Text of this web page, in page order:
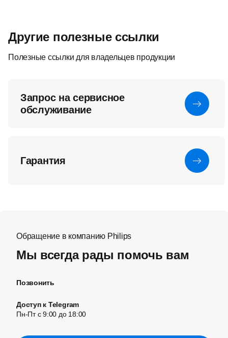
Другие полезные ссылки
Полезные ссылки для владельцев продукции
Запрос на сервисное
обслуживание
Гарантия
Обращение в компанию Philips
Мы всегда рады помочь вам
Позвонить
Доступ к Telegram
Пн-Пт с 9:00 до 18:00